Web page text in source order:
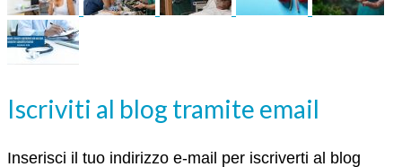
Iscriviti al blog tramite email
Inserisci il tuo indirizzo e-mail per iscriverti al blog